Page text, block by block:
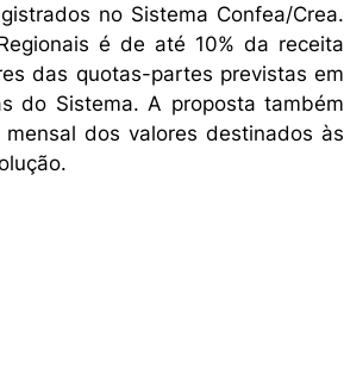
no Sistema Confea/Crea.
é de até 10% da receita
das quotas-partes previstas em
do Sistema. A proposta também
dos valores destinados às